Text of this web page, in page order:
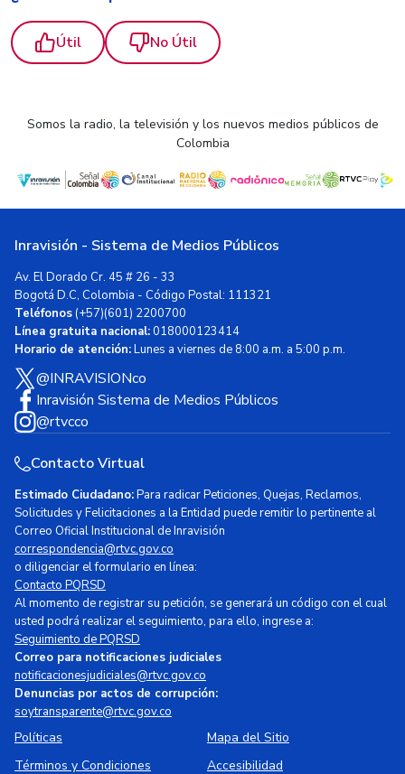
Útil No Útil
Somos la radio, la televisión y los nuevos medios públicos de
Colombia
Inravisión - Sistema de Medios Públicos
Av. El Dorado Cr. 45 # 26 - 33
Bogotá D.C, Colombia - Código Postal: 111321
Teléfonos(+57)(601) 2200700
Línea gratuita nacional:018000123414
Horario de atención:Lunes a viernes de 8:00 a.m. a 5:00 p.m.
@INRAVISIONco
Inravisión Sistema de Medios Públicos
@rtvcco
Contacto Virtual
Estimado Ciudadano:Para radicar Peticiones, Quejas, Reclamos,
Solicitudes y Felicitaciones a la Entidad puede remitir lo pertinente al
Correo Oficial Institucional de Inravisión
correspondencia@rtvc.gov.co
o diligenciar el formulario en línea:
Contacto PQRSD
Al momento de registrar su petición, se generará un código con el cual
usted podrá realizar el seguimiento, para ello, ingrese a:
Seguimiento de PQRSD
Correo para notificaciones judiciales
notificacionesjudiciales@rtvc.gov.co
Denuncias por actos de corrupción:
soytransparente@rtvc.gov.co
Políticas
Mapa del Sitio
Términos y Condiciones
Accesibilidad